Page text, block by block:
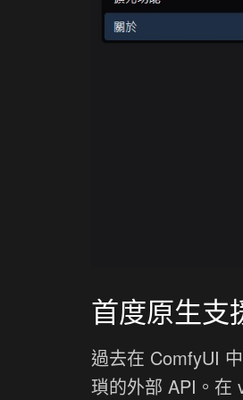
首度原生支
過去在 ComfyUI
瑣的外部 API。在